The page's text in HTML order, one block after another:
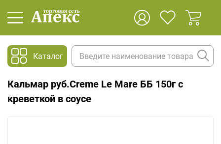
Каталог
Кальмар руб.Creme Le Mare ББ 150г с
креветкой в соусе